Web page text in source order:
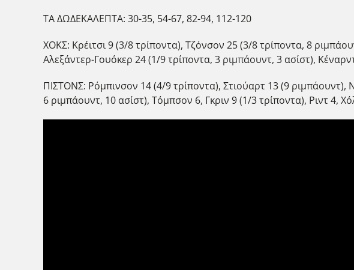
ΤΑ ΔΩΔΕΚΑΛΕΠΤΑ: 30-35, 54-67, 82-94, 112-120
ΧΟΚΣ: Κρέιτσι 9 (3/8 τρίποντα), Τζόνσον 25 (3/8 τρίποντα, 8
Αλεξάντερ-Γουόκερ 24 (1/9 τρίποντα, 3 ριμπάουντ, 3 ασίστ),
ΠΙΣΤΟΝΣ: Ρόμπινσον 14 (4/9 τρίποντα), Στιούαρτ 13 (9 ριμπάουντ),
6 ριμπάουντ, 10 ασίστ), Τόμπσον 6, Γκριν 9 (1/3 τρίποντα), Ριντ 4,